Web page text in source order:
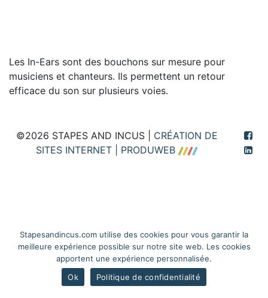
Les In-Ears sont des bouchons sur mesure pour
musiciens et chanteurs. Ils permettent un retour
efficace du son sur plusieurs voies.
©2026 STAPES AND INCUS | CRÉATION DE
SITES INTERNET | PRODUWEB
Stapesandincus.com utilise des cookies pour vous garantir la
meilleure expérience possible sur notre site web. Les cookies
apportent une expérience personnalisée.
Ok
Politique de confidentialité